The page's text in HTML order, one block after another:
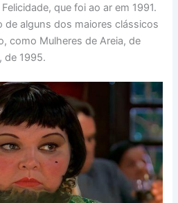
que foi ao ar em 1991.
de alguns dos maiores clássicos
como Mulheres de Areia, de
de 1995.